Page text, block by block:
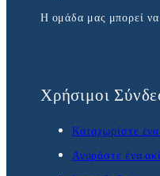
Η ομάδα μας μπορεί
Χρήσιμοι
Καταχωρίστε
Αγοράστε ένα